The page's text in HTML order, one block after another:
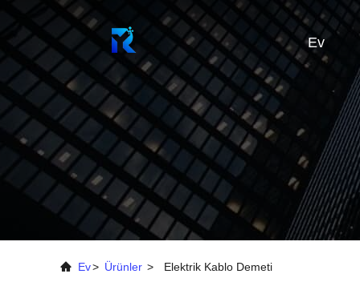
Ev
Ev> Ürünler > Elektrik Kablo Demeti